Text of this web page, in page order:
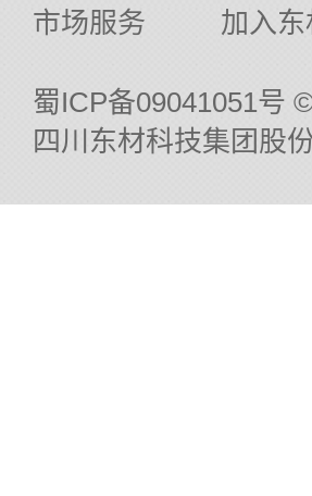
市场服务
加入东
蜀ICP备09041051号
四川东材科技集团股